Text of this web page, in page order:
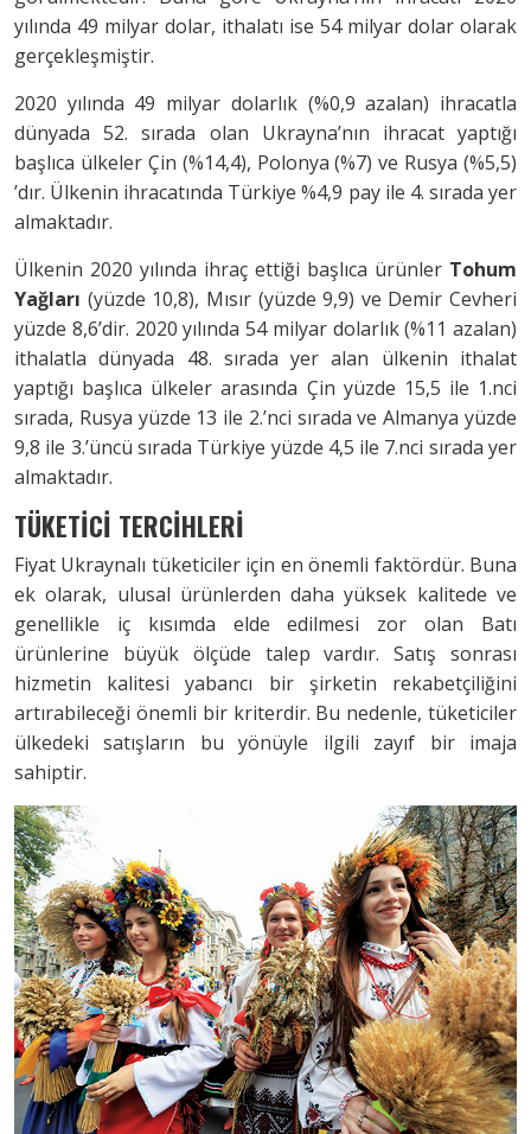
yılında 49 milyar dolar, ithalatı ise 54 milyar dolar olarak
gerçekleşmiştir.
2020 yılında 49 milyar dolarlık (%0,9 azalan) ihracatla
dünyada 52. sırada olan Ukrayna’nın ihracat yaptığı
başlıca ülkeler Çin (%14,4), Polonya (%7) ve Rusya (%5,5)
’dır. Ülkenin ihracatında Türkiye %4,9 pay ile 4. sırada yer
almaktadır.
Ülkenin 2020 yılında ihraç ettiği başlıca ürünler Tohum
Yağları (yüzde 10,8), Mısır (yüzde 9,9) ve Demir Cevheri
yüzde 8,6’dir. 2020 yılında 54 milyar dolarlık (%11 azalan)
ithalatla dünyada 48. sırada yer alan ülkenin ithalat
yaptığı başlıca ülkeler arasında Çin yüzde 15,5 ile 1.nci
sırada, Rusya yüzde 13 ile 2.’nci sırada ve Almanya yüzde
9,8 ile 3.’üncü sırada Türkiye yüzde 4,5 ile 7.nci sırada yer
almaktadır.
TÜKETİCİ TERCİHLERİ
Fiyat Ukraynalı tüketiciler için en önemli faktördür. Buna
ek olarak, ulusal ürünlerden daha yüksek kalitede ve
genellikle iç kısımda elde edilmesi zor olan Batı
ürünlerine büyük ölçüde talep vardır. Satış sonrası
hizmetin kalitesi yabancı bir şirketin rekabetçiliğini
artırabileceği önemli bir kriterdir. Bu nedenle, tüketiciler
ülkedeki satışların bu yönüyle ilgili zayıf bir imaja
sahiptir.